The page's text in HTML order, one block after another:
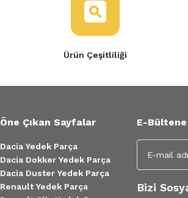
Ürün Çeşitliliği
Öne Çıkan Sayfalar
Dacia Yedek Parça
Dacia Dokker Yedek Parça
Dacia Duster Yedek Parça
Renault Yedek Parça
E-
Bizi